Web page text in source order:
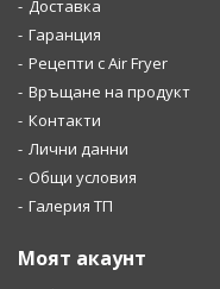
Доставка
Гаранция
Рецепти с Air Fryer
Връщане на продукт
Контакти
Лични данни
Общи условия
Галерия ТП
Моят акаунт